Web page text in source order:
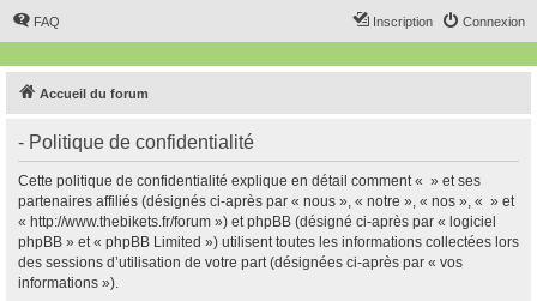
FAQ Connexion
Inscription
Accueil du forum
- Politique de confidentialité
Cette politique de confidentialité explique en détail comment « » et ses
partenaires affiliés (désignés ci-après par « nous », « notre », « nos », « » et
« http://www.thebikets.fr/forum ») et phpBB (désigné ci-après par « logiciel
phpBB » et « phpBB Limited ») utilisent toutes les informations collectées lors
des sessions d’utilisation de votre part (désignées ci-après par « vos
informations »).